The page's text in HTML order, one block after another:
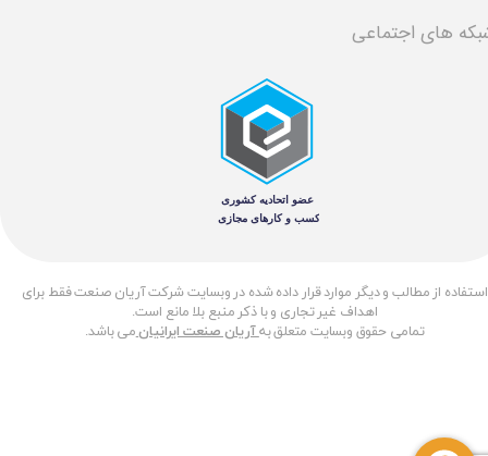
​استفاده از مطالب و دیگر موارد قرار داده شده در وبسایت شرکت آریان صنعت فقط برای
اهداف غیر تجاری و با ذکر منبع بلا مانع است.
تمامی حقوق وبسایت متعلق بهآریان صنعت ایرانیانمی باشد.
های اجتماعی